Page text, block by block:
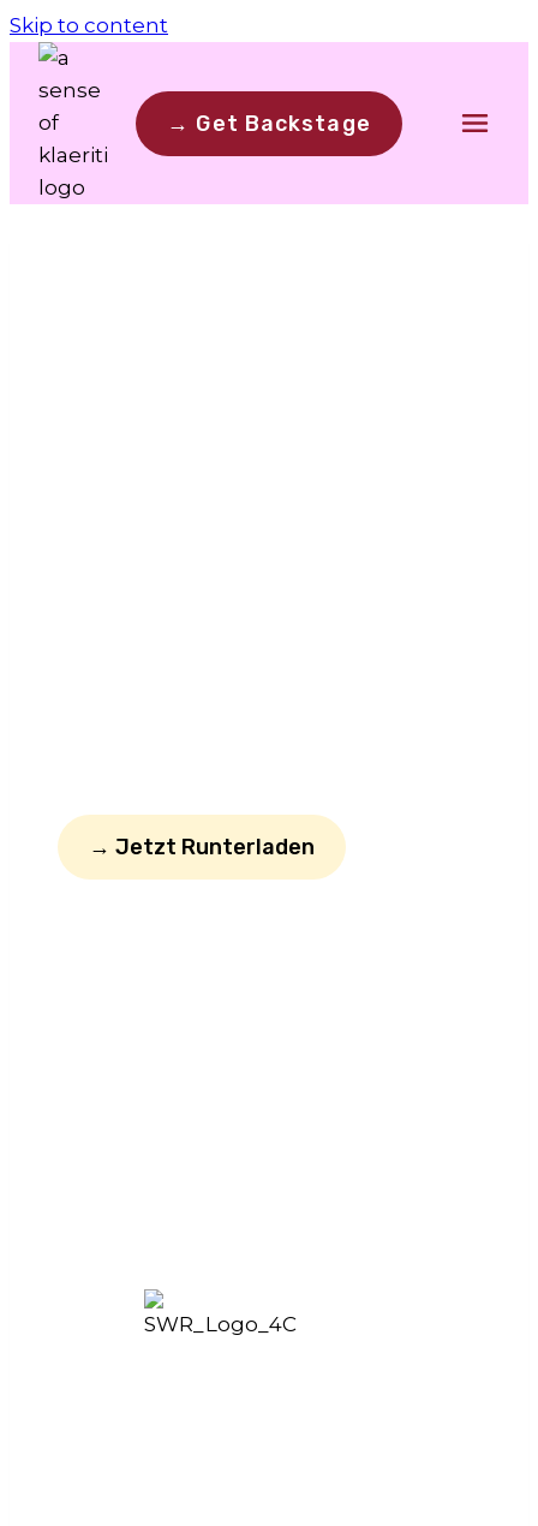
Skip to content
→ Get Backstage
→ Jetzt Runterladen